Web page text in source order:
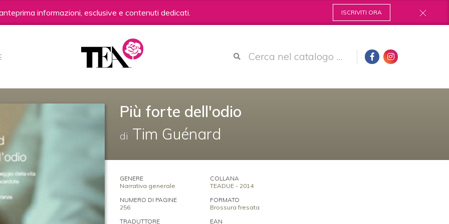
informazioni, esclusive e contenuti dedicati. ISCRIVITI ORA
Più forte dell'odio
di Tim Guénard
GENERE
Narrativa generale
COLLANA
TEADUE - 2014
NUMERO DI PAGINE
256
FORMATO
Brossura fresata
TRADUTTORE
EAN